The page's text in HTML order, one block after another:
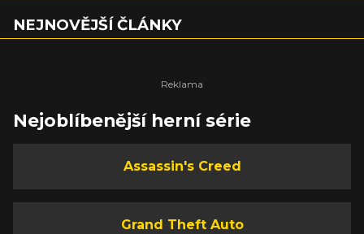
NEJNOVĚJŠÍ ČLÁNKY
Nejoblíbenější herní série
Assassin's Creed
Grand Theft Auto